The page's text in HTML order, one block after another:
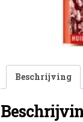
Beschrijving